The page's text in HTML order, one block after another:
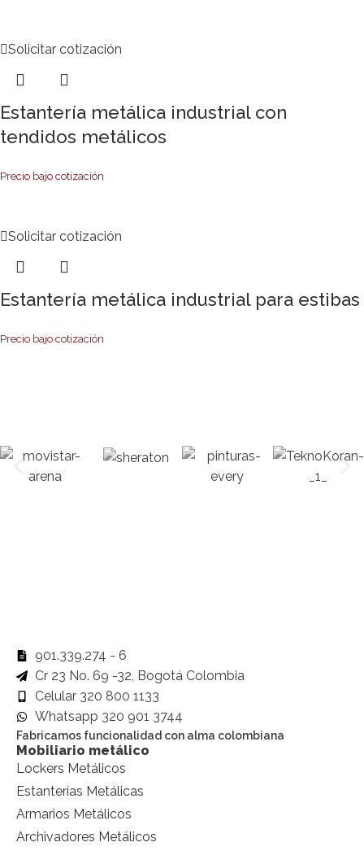
Solicitar cotización
Estantería metálica industrial con
tendidos metálicos
Precio bajo cotización
Solicitar cotización
Estantería metálica industrial para estibas
Precio bajo cotización
901.339.274 - 6
Cr 23 No. 69 -32, Bogotá Colombia
Celular 320 800 1133
Whatsapp 320 901 3744
Fabricamos funcionalidad con alma colombiana
Mobiliario metálico
Lockers Metálicos
Estanterías Metálicas
Armarios Metálicos
Archivadores Metálicos